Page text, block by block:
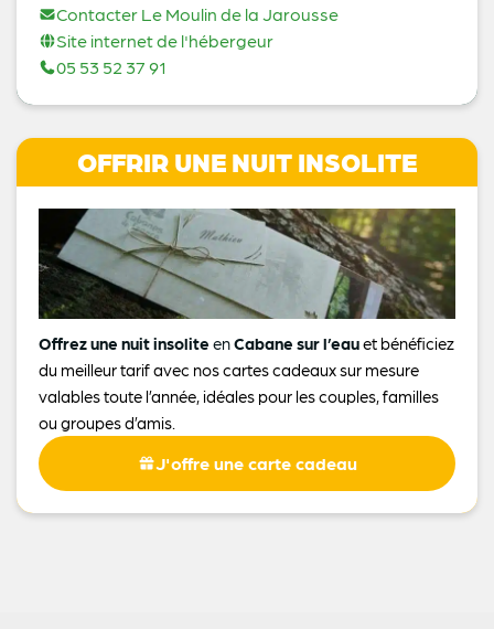
Contacter Le Moulin de la Jarousse
Site internet de l'hébergeur
05 53 52 37 91
OFFRIR UNE NUIT INSOLITE
Offrez une nuit insolite enCabane sur l’eauet bénéficiez
du meilleur tarif avec nos cartes cadeaux sur mesure
valables toute l’année, idéales pour les couples, familles
ou groupes d’amis.
J'offre une carte cadeau